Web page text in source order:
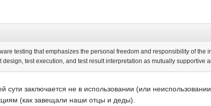
testing that emphasizes the personal freedom and responsibility of
test execution, and test result interpretation as mutually supportive
сути заключается не в использовании (или
(как завещали наши отцы и деды).